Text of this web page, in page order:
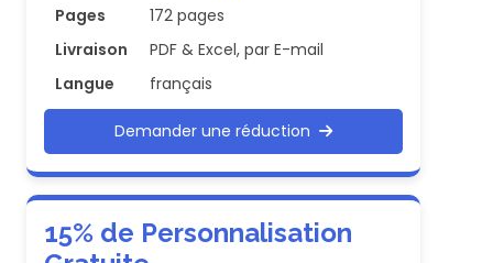
Pages
172 pages
Livraison
PDF & Excel, par E-mail
Langue
français
Demander une réduction
15% de Personnalisation